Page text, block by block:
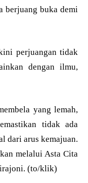
berjuang buka demi
perjuangan tidak
dengan ilmu,
yang lemah,
tidak ada
dari arus kemajuan.
melalui Asta Cita
(to/klik)